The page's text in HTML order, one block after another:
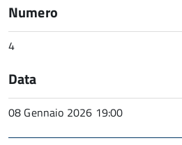
Numero
4
Data
08 Gennaio 2026 19:00